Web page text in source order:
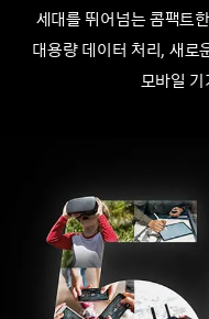
세대를 뛰어넘는 콤팩트
대용량 데이터 처리, 새로
모바일